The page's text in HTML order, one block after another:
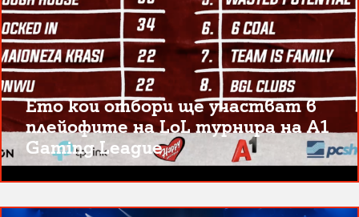
Ето кои отбори ще участват в
плейофите на LoL турнира на A1
Gaming League